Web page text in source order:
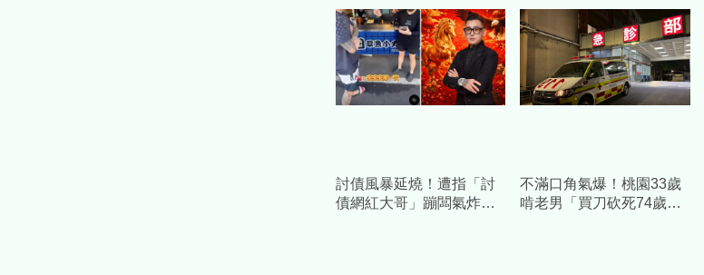
討債風暴延燒！遭指「討
債網紅大哥」蹦闆氣炸喊
不滿口角氣爆！桃園33歲
啃老男「買刀砍死74歲老